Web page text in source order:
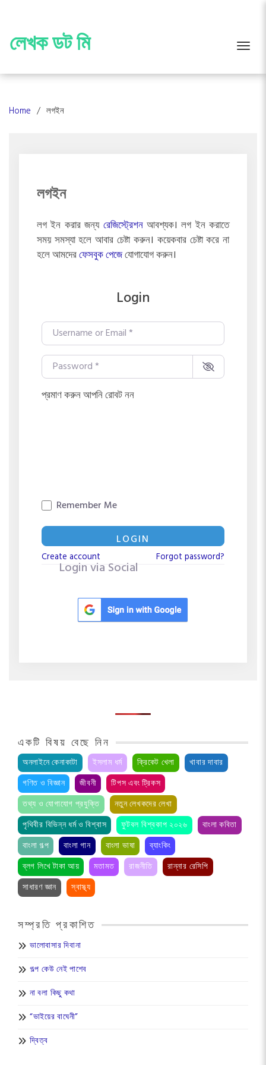
content
লেখক ডট মি
Home লগইন
লগইন
লগ ইন করার জন্য রেজিস্ট্রেশনআবশ্যক। লগ ইন করাতে
সময় সমস্যা হলে আবার চেষ্টা করুন। কয়েকবার চেষ্টা করে না
হলে আমদেরফেসবুক পেজেযোগাযোগ করুন।
Login
Username or Email*
Password*
প্রমাণ করুন আপনি রোবট নন
Remember Me
LOGIN
Create account Forgot password?
Login via Social
একটি বিষয় বেছে নিন
অনলাইনে কেনাকাটা
ইসলাম ধর্ম ক্রিকেট খেলা
খাবার দাবার
গণিত ও বিজ্ঞান
জীবনী
টিপস এবং ট্রিকস
তথ্য ও যোগাযোগ প্রযুক্তি
নতুন লেখকদের লেখা
পৃথিবীর বিভিন্ন ধর্ম ও বিশ্বাস
ফুটবল বিশ্বকাপ ২০২৬
বাংলা কবিতা
বাংলা গল্প
বাংলা গান বাংলা ভাষা
ব্যাংকিং
ব্লগ লিখে টাকা আয়
মতামত রাজনীতি
রান্নার রেসিপি
সাধারণ জ্ঞান
স্বাস্থ্য
সম্প্রতি প্রকাশিত
ভালোবাসার দিবানা
গল্প কেউ নেই পাশেব
না বলা কিছু কথা
“ভাইয়ের বাঘেনী”
দ্বিত্ব